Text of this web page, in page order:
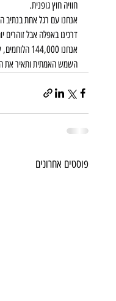
חוויה חוץ גופנית.
אנחנו עם רגל אחת בנתיב
דרכינו באפלה אבל זוהרים
אנחנו
השמש האמתית ותאיר את
פוסטים אחרונים